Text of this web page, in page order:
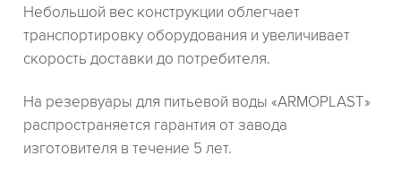
Небольшой вес конструкции облегчает
транспортировку оборудования и увеличивает
скорость доставки до потребителя.
На резервуары для питьевой воды «ARMOPLAST»
распространяется гарантия от завода
изготовителя в течение 5 лет.